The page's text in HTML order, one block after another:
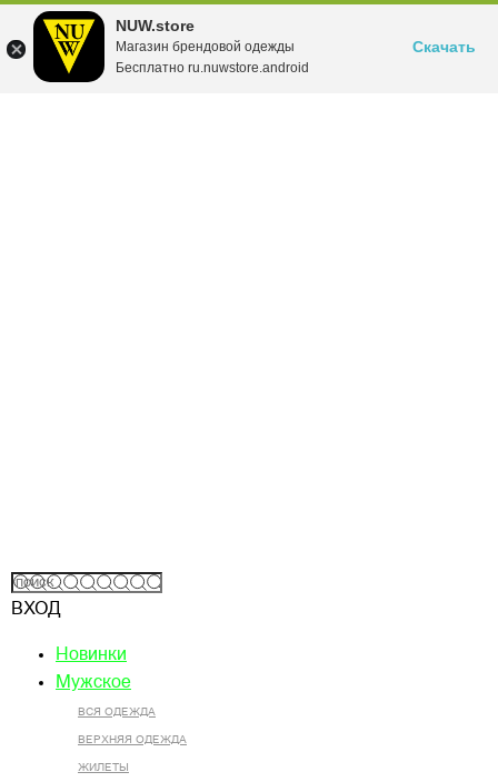
NUW.store
Магазин брендовой одежды
Бесплатно ru.nuwstore.android
Скачать
ВХОД
Новинки
Мужское
ВСЯ ОДЕЖДА
ВЕРХНЯЯ ОДЕЖДА
ЖИЛЕТЫ